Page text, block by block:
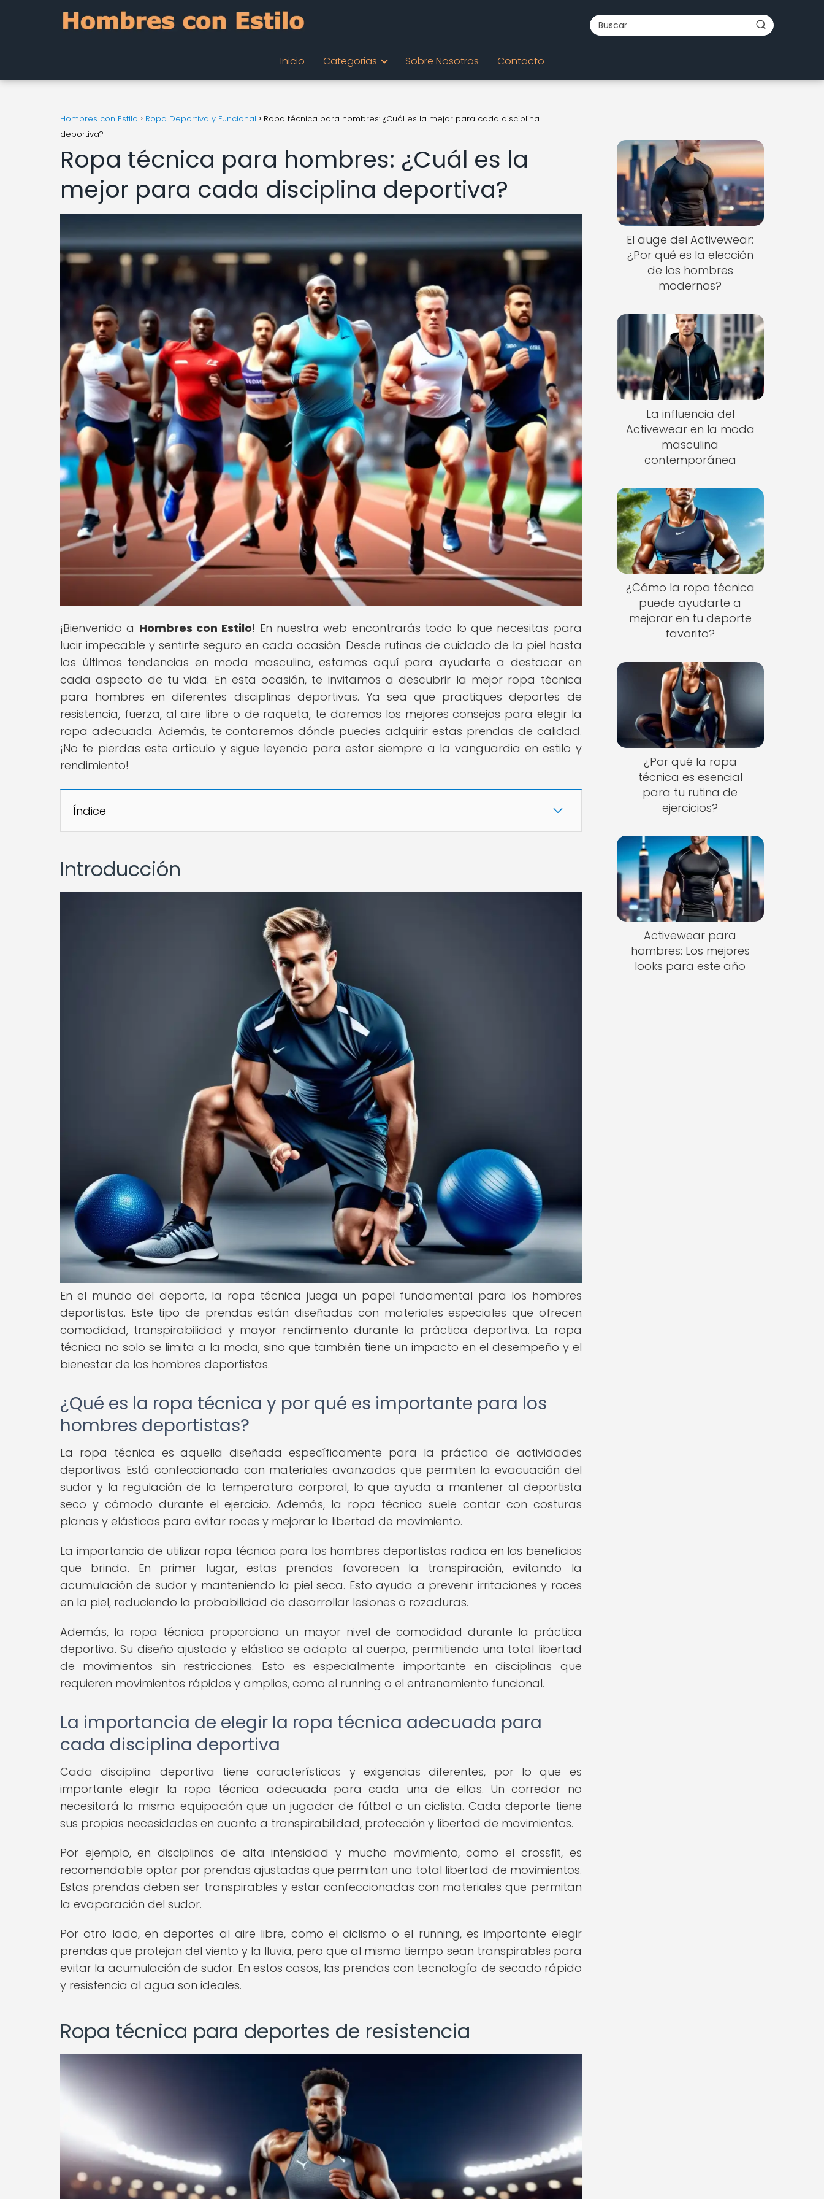
Inicio Categorias Sobre Nosotros Contacto
Hombres con Estilo Ropa Deportiva y Funcional
Ropa técnica para hombres: ¿Cuál es la mejor para cada disciplina
deportiva?
Ropa técnica para hombres: ¿Cuál es la
mejor para cada disciplina deportiva?
¡Bienvenido a Hombres con Estilo! En nuestra web encontrarás todo lo que necesitas para
lucir impecable y sentirte seguro en cada ocasión. Desde rutinas de cuidado de la piel hasta
las últimas tendencias en moda masculina, estamos aquí para ayudarte a destacar en
cada aspecto de tu vida. En esta ocasión, te invitamos a descubrir la mejor ropa técnica
para hombres en diferentes disciplinas deportivas. Ya sea que practiques deportes de
resistencia, fuerza, al aire libre o de raqueta, te daremos los mejores consejos para elegir la
ropa adecuada. Además, te contaremos dónde puedes adquirir estas prendas de calidad.
¡No te pierdas este artículo y sigue leyendo para estar siempre a la vanguardia en estilo y
rendimiento!
Índice
Introducción
En el mundo del deporte, la ropa técnica juega un papel fundamental para los hombres
deportistas. Este tipo de prendas están diseñadas con materiales especiales que ofrecen
comodidad, transpirabilidad y mayor rendimiento durante la práctica deportiva. La ropa
técnica no solo se limita a la moda, sino que también tiene un impacto en el desempeño y el
bienestar de los hombres deportistas.
¿Qué es la ropa técnica y por qué es importante para los
hombres deportistas?
La ropa técnica es aquella diseñada específicamente para la práctica de actividades
deportivas. Está confeccionada con materiales avanzados que permiten la evacuación del
sudor y la regulación de la temperatura corporal, lo que ayuda a mantener al deportista
seco y cómodo durante el ejercicio. Además, la ropa técnica suele contar con costuras
planas y elásticas para evitar roces y mejorar la libertad de movimiento.
La importancia de utilizar ropa técnica para los hombres deportistas radica en los beneficios
que brinda. En primer lugar, estas prendas favorecen la transpiración, evitando la
acumulación de sudor y manteniendo la piel seca. Esto ayuda a prevenir irritaciones y roces
en la piel, reduciendo la probabilidad de desarrollar lesiones o rozaduras.
Además, la ropa técnica proporciona un mayor nivel de comodidad durante la práctica
deportiva. Su diseño ajustado y elástico se adapta al cuerpo, permitiendo una total libertad
de movimientos sin restricciones. Esto es especialmente importante en disciplinas que
requieren movimientos rápidos y amplios, como el running o el entrenamiento funcional.
La importancia de elegir la ropa técnica adecuada para
cada disciplina deportiva
Cada disciplina deportiva tiene características y exigencias diferentes, por lo que es
importante elegir la ropa técnica adecuada para cada una de ellas. Un corredor no
necesitará la misma equipación que un jugador de fútbol o un ciclista. Cada deporte tiene
sus propias necesidades en cuanto a transpirabilidad, protección y libertad de movimientos.
Por ejemplo, en disciplinas de alta intensidad y mucho movimiento, como el crossfit, es
recomendable optar por prendas ajustadas que permitan una total libertad de movimientos.
Estas prendas deben ser transpirables y estar confeccionadas con materiales que permitan
la evaporación del sudor.
Por otro lado, en deportes al aire libre, como el ciclismo o el running, es importante elegir
prendas que protejan del viento y la lluvia, pero que al mismo tiempo sean transpirables para
evitar la acumulación de sudor. En estos casos, las prendas con tecnología de secado rápido
y resistencia al agua son ideales.
Ropa técnica para deportes de resistencia
El auge del Activewear:
¿Por qué es la elección
de los hombres
modernos?
La influencia del
Activewear en la moda
masculina
contemporánea
¿Cómo la ropa técnica
puede ayudarte a
mejorar en tu deporte
favorito?
¿Por qué la ropa
técnica es esencial
para tu rutina de
ejercicios?
Activewear para
hombres: Los mejores
looks para este año